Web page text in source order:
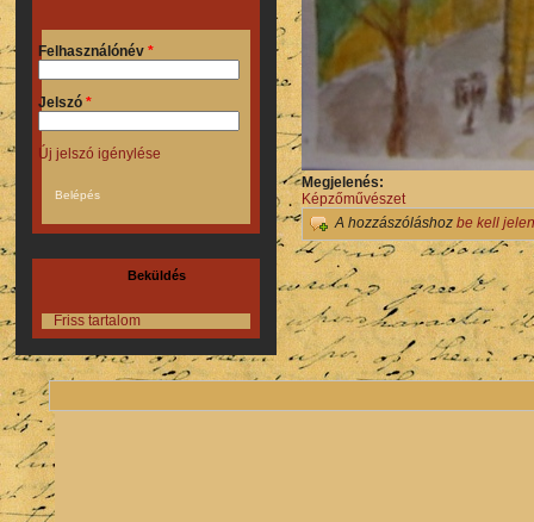
Felhasználónév *
Jelszó *
Új jelszó igénylése
Beküldés
Friss tartalom
Megjelenés:
Képzőművészet
A hozzászóláshoz be kell